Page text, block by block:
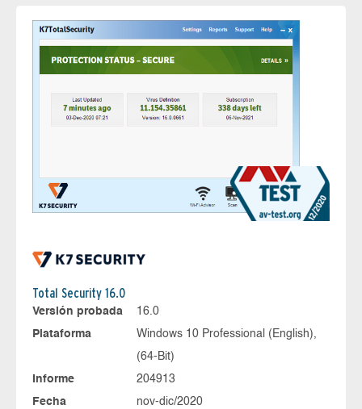
Total Security 16.0
Versión probada
16.0
Plataforma
Windows 10 Professional (English),
(64-Bit)
Informe
204913
Fecha
nov-dic/2020